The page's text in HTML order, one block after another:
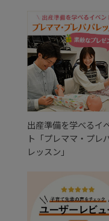
出産準備を学べるイ
ト「プレママ・プレ
レッスン」